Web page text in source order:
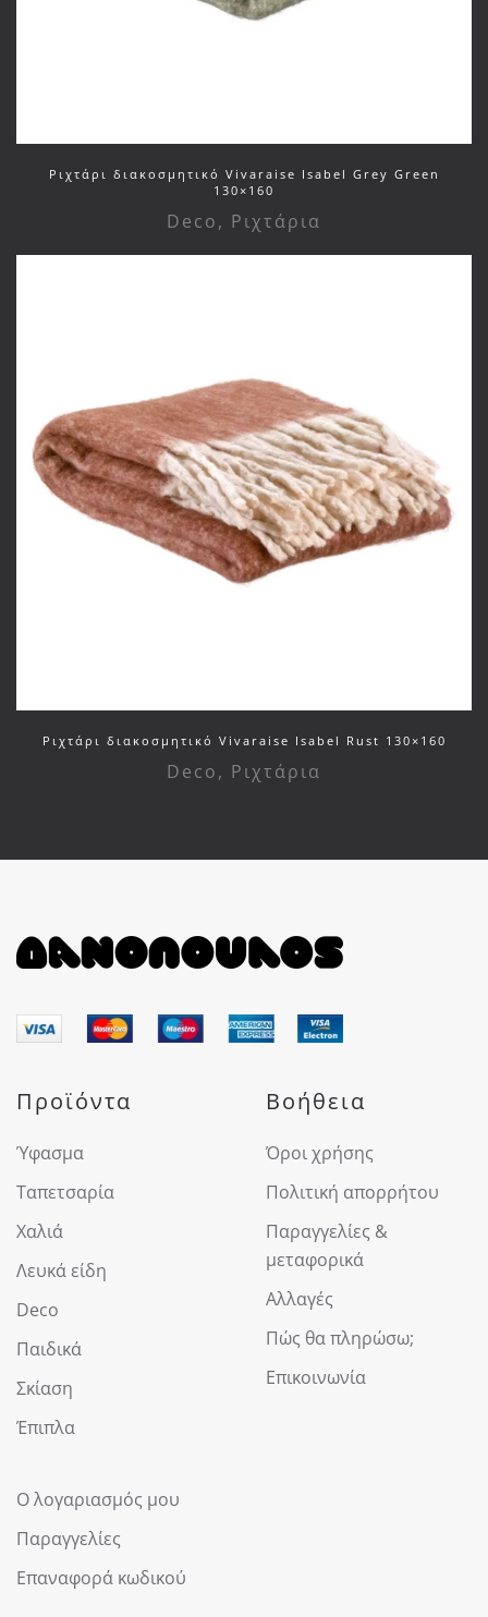
Ριχτάρι διακοσμητικό Vivaraise Isabel Grey Green
130×160
Deco, Ριχτάρια
Ριχτάρι διακοσμητικό Vivaraise Isabel Rust 130×160
Deco, Ριχτάρια
Προϊόντα
Ύφασμα
Ταπετσαρία
Χαλιά
Λευκά είδη
Deco
Παιδικά
Σκίαση
Έπιπλα
Βοήθεια
Όροι χρήσης
Πολιτική απορρήτου
Παραγγελίες &
μεταφορικά
Αλλαγές
Πώς θα πληρώσω;
Επικοινωνία
Ο λογαριασμός μου
Παραγγελίες
Επαναφορά κωδικού